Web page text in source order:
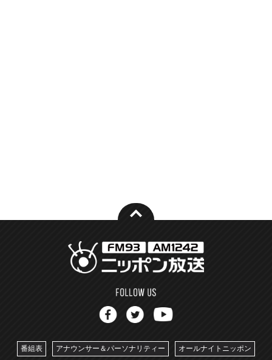
番組表 アナウンサー＆パーソナリティー オールナイトニッポン